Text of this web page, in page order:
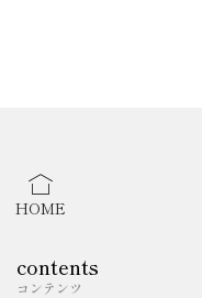
HOME
contents
コンテンツ